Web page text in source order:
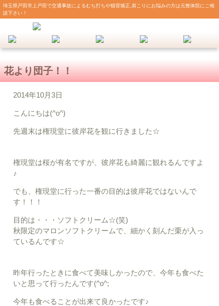
埼玉県戸田市上戸田で交通事故によるむち打ちや猫背矯正,肩こりにお悩みの方は元整体院にご相
談下さい！
花より団子！！
2014年10月3日
こんにちは(^o^)
先週末は権現堂に彼岸花を観に行きました☆
権現堂は桜が有名ですが、彼岸花も綺麗に観れるんですよ
♪
でも、権現堂に行った一番の目的は彼岸花ではないんで
す！！！
目的は・・・ソフトクリーム☆(笑)
秋限定のマロンソフトクリームで、細かく刻んだ栗が入っ
ているんです☆
昨年行ったときに食べて美味しかったので、今年も食べた
いと思って行ったんです(^o^;
今年も食べることが出来て良かったです♪